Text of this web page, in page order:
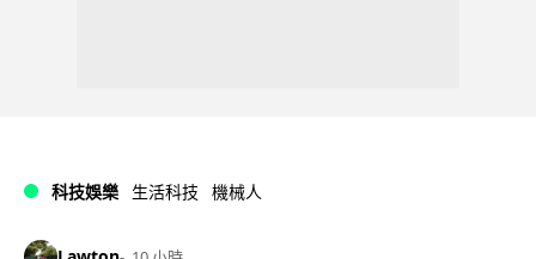
科技娛樂 生活科技 機械人